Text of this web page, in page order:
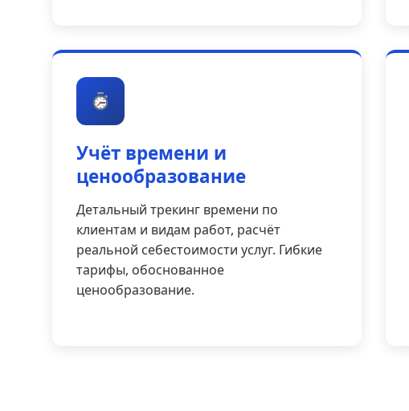
Учёт времени и
ценообразование
Детальный трекинг времени по
клиентам и видам работ, расчёт
реальной себестоимости услуг. Гибкие
тарифы, обоснованное
ценообразование.